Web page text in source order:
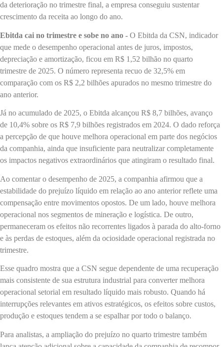
da deterioração no trimestre final, a empresa conseguiu sustentar
crescimento da receita ao longo do ano.
Ebitda cai no trimestre e sobe no ano - O Ebitda da CSN, indicador
que mede o desempenho operacional antes de juros, impostos,
depreciação e amortização, ficou em R$ 1,52 bilhão no quarto
trimestre de 2025. O número representa recuo de 32,5% em
comparação com os R$ 2,2 bilhões apurados no mesmo trimestre do
ano anterior.
Já no acumulado de 2025, o Ebitda alcançou R$ 8,7 bilhões, avanço
de 10,4% sobre os R$ 7,9 bilhões registrados em 2024. O dado reforça
a percepção de que houve melhora operacional em parte dos negócios
da companhia, ainda que insuficiente para neutralizar completamente
os impactos negativos extraordinários que atingiram o resultado final.
Ao comentar o desempenho de 2025, a companhia afirmou que a
estabilidade do prejuízo líquido em relação ao ano anterior reflete uma
compensação entre movimentos opostos. De um lado, houve melhora
operacional nos segmentos de mineração e logística. De outro,
permaneceram os efeitos não recorrentes ligados à parada do alto-forno
e às perdas de estoques, além da ociosidade operacional registrada no
trimestre.
Esse quadro mostra que a CSN segue dependente de uma recuperação
mais consistente de sua estrutura industrial para converter melhora
operacional setorial em resultado líquido mais robusto. Quando há
interrupções relevantes em ativos estratégicos, os efeitos sobre custos,
produção e estoques tendem a se espalhar por todo o balanço.
Para analistas, a ampliação do prejuízo no quarto trimestre também